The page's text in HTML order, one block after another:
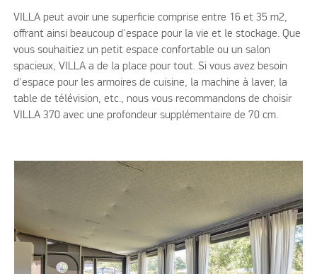
VILLA peut avoir une superficie comprise entre 16 et 35 m2,
offrant ainsi beaucoup d'espace pour la vie et le stockage. Que
vous souhaitiez un petit espace confortable ou un salon
spacieux, VILLA a de la place pour tout. Si vous avez besoin
d'espace pour les armoires de cuisine, la machine à laver, la
table de télévision, etc., nous vous recommandons de choisir
VILLA 370 avec une profondeur supplémentaire de 70 cm.